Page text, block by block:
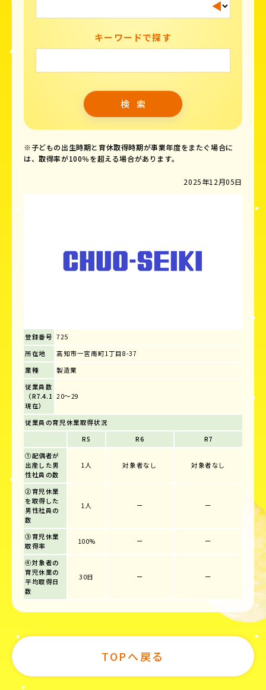
キーワードで探す
※子どもの出生時期と育休取得時期が事業年度をまたぐ場合に
は、取得率が100％を超える場合があります。
2025年12月05日
登録番号 725
所在地
高知市一宮南町1丁目8-37
業種
製造業
従業員数
（R7.4.1
現在）
20～29
従業員の育児休業取得状況
R5
R6
R7
①配偶者が
出産した男
性社員の数
1人 対象者なし 対象者なし
②育児休業
を取得した
男性社員の
数
1人 ー ー
③育児休業
取得率
100% ー ー
④対象者の
育児休業の
平均取得日
数
30日 ー ー
TOPへ戻る